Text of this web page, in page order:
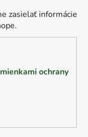
zasielať informácie
ochrany